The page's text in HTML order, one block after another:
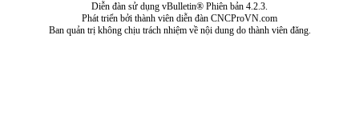
Diễn đàn sử dụng vBulletin® Phiên bản 4.2.3.
Phát triển bởi thành viên diễn đàn CNCProVN.com
Ban quản trị không chịu trách nhiệm về nội dung do thành viên đăng.